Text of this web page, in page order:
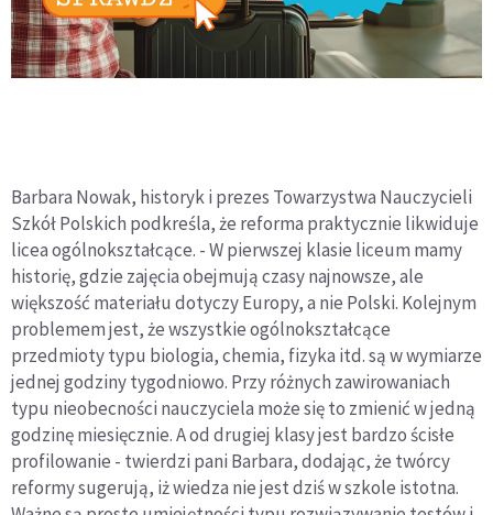
Barbara Nowak, historyk i prezes Towarzystwa Nauczycieli
Szkół Polskich podkreśla, że reforma praktycznie likwiduje
licea ogólnokształcące. - W pierwszej klasie liceum mamy
historię, gdzie zajęcia obejmują czasy najnowsze, ale
większość materiału dotyczy Europy, a nie Polski. Kolejnym
problemem jest, że wszystkie ogólnokształcące
przedmioty typu biologia, chemia, fizyka itd. są w wymiarze
jednej godziny tygodniowo. Przy różnych zawirowaniach
typu nieobecności nauczyciela może się to zmienić w jedną
godzinę miesięcznie. A od drugiej klasy jest bardzo ścisłe
profilowanie - twierdzi pani Barbara, dodając, że twórcy
reformy sugerują, iż wiedza nie jest dziś w szkole istotna.